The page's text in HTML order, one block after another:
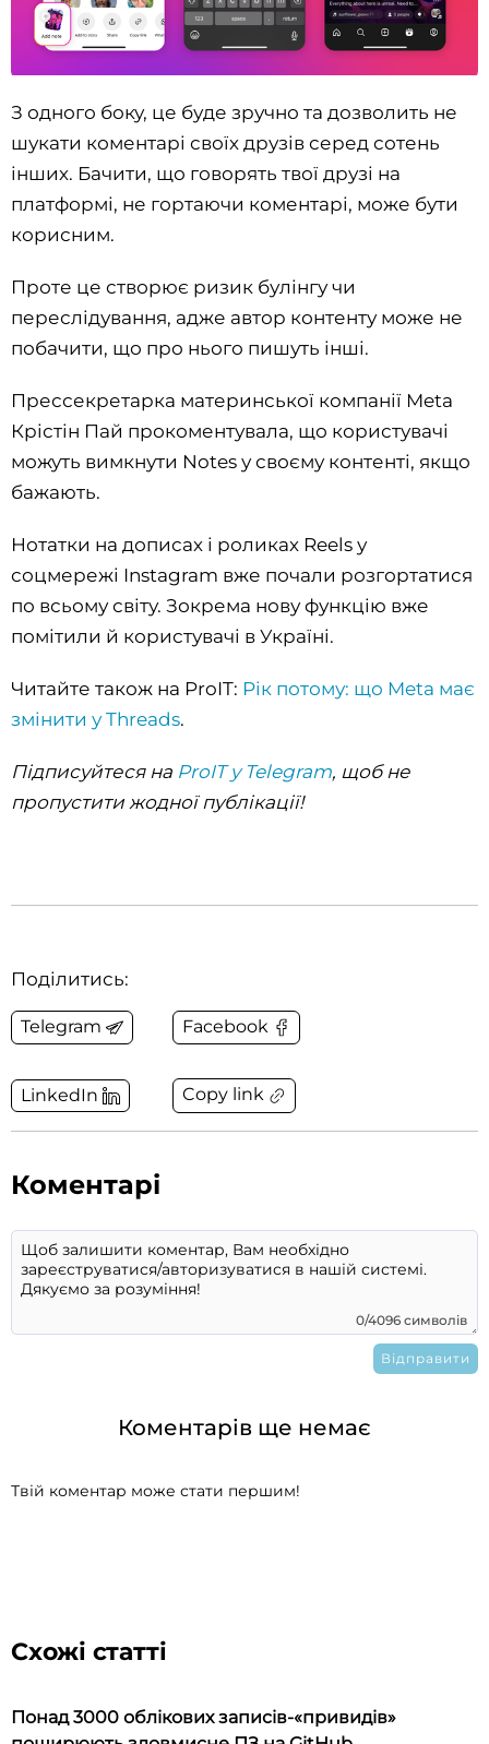
З одного боку, це буде зручно та дозволить не
шукати коментарі своїх друзів серед сотень
інших. Бачити, що говорять твої друзі на
платформі, не гортаючи коментарі, може бути
корисним.
Проте це створює ризик булінгу чи
переслідування, адже автор контенту може не
побачити, що про нього пишуть інші.
Прессекретарка материнської компанії Meta
Крістін Пай прокоментувала, що користувачі
можуть вимкнути Notes у своєму контенті, якщо
бажають.
Нотатки на дописах і роликах Reels у
соцмережі Instagram вже почали розгортатися
по всьому світу. Зокрема нову функцію вже
помітили й користувачі в Україні.
Читайте також на ProIT: Рік потому: що Meta має
змінити у Threads.
Підписуйтеся на ProIT у Telegram, щоб не
пропустити жодної публікації!
Поділитись:
Telegram Facebook
LinkedIn Copy link
Коментарі
0/4096 символів
Коментарів ще немає
Твій коментар може стати першим!
Схожі статті
Понад 3000 облікових записів-«привидів»